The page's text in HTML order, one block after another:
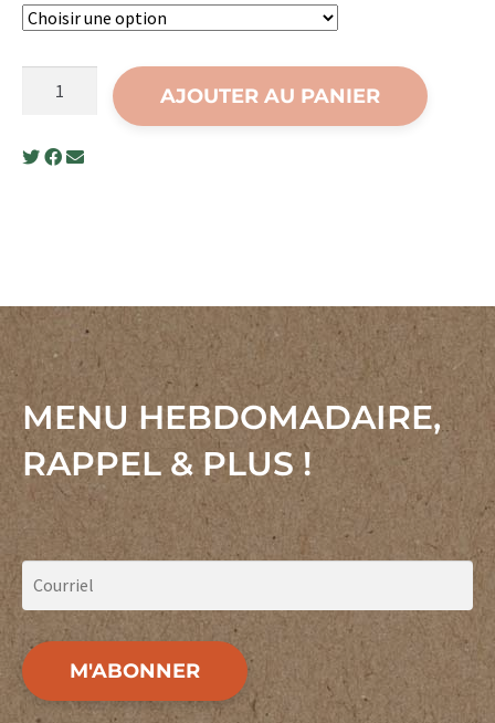
grecque
AJOUTER AU PANIER
MENU HEBDOMADAIRE,
RAPPEL & PLUS !
M'ABONNER